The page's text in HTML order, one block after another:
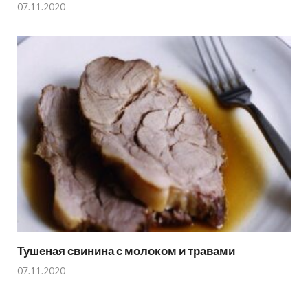
07.11.2020
Тушеная свинина с молоком и травами
07.11.2020